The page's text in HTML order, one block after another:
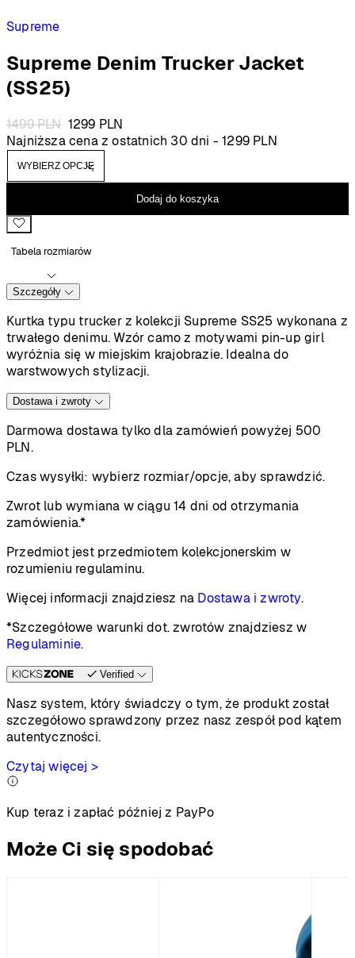
Supreme
Supreme Denim Trucker Jacket
(SS25)
1499PLN Pierwotna
cena
wynosiła:
1499 PLN.
1299 PLN
cena
Najniższa cena z ostatnich 30 dni -1299 PLN
Dodaj do koszyka
Tabela rozmiarów
Szczegóły
Kurtka typu trucker z kolekcji Supreme SS25 wykonana z
trwałego denimu. Wzór camo z motywami pin-up girl
wyróżnia się w miejskim krajobrazie. Idealna do
warstwowych stylizacji.
Dostawa i zwroty
Darmowa dostawa tylko dla zamówień powyżej 500
PLN.
Czas wysyłki: wybierz rozmiar/opcje, aby sprawdzić.
Zwrot lub wymiana w ciągu 14 dni od otrzymania
zamówienia.*
Przedmiot jest przedmiotem kolekcjonerskim w
rozumieniu regulaminu.
Więcej informacji znajdziesz na Dostawa i zwroty.
*Szczegółowe warunki dot. zwrotów znajdziesz w
Regulaminie.
Verified
Nasz system, który świadczy o tym, że produkt został
szczegółowo sprawdzony przez nasz zespół pod kątem
autentyczności.
Czytaj więcej >
Kup teraz i zapłać później z PayPo
Może Ci się spodobać